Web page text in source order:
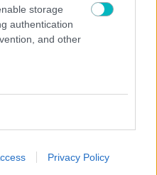
storage
authentication
and other
Privacy Policy
τα χτυπήματα στην ώρα
οψιόν αγοράς»